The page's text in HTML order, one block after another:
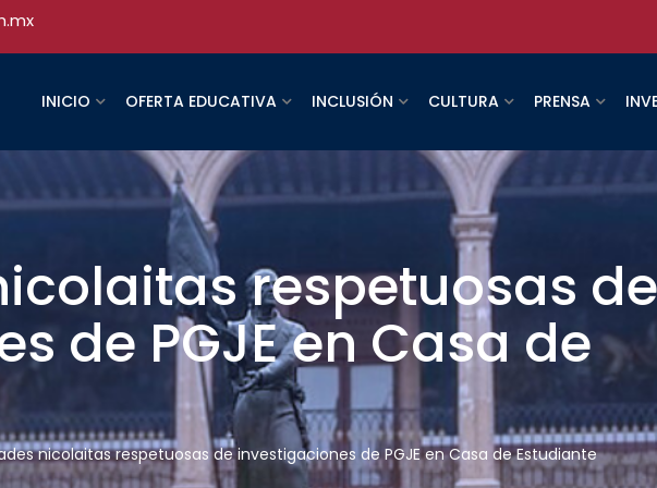
INICIO OFERTA EDUCATIVA INCLUSIÓN CULTURA PRENSA
respetuosas de
de PGJE en Casa de
nicolaitas respetuosas de investigaciones de PGJE en Casa de Estudiante